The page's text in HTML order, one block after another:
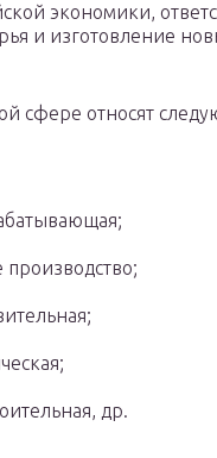
экономики,
и изготовление
сфере относят
производство;
др.